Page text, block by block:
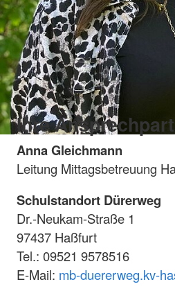
Ihre
Anna Gleichmann
Leitung Mittagsbetreuung
Schulstandort Dürerweg
Dr.-Neukam-Straße 1
97437 Haßfurt
Tel.: 09521 9578516
E-Mail: mb-duererweg.kv-